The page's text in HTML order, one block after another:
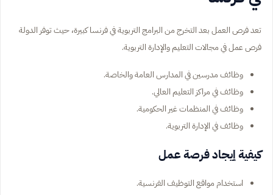
تعد فرص العمل بعد التخرج من البرامج التربوية في فرنسا كبيرة، حيث توفر الدولة
فرص عمل في مجالات التعليم والإدارة التربوية.
وظائف مدرسين في المدارس العامة والخاصة.
وظائف في مراكز التعليم العالي.
وظائف في المنظمات غير الحكومية.
وظائف في الإدارة التربوية.
كيفية إيجاد فرصة عمل
استخدام مواقع التوظيف الفرنسية.